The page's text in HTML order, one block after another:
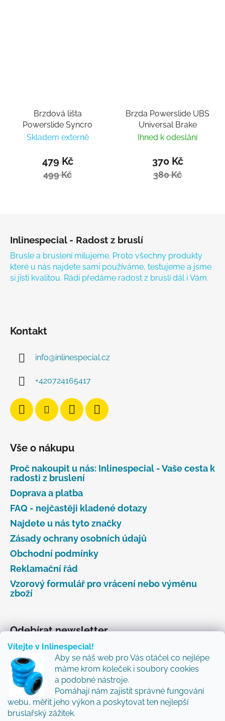
Vítejte v Inlinespecial!
Aby se náš web pro Vás otáčel co nejlépe
máme krom koleček i soubory cookies
a podobné nástroje.
Pomáhají nám zajistit správné fungování
webu, měřit jeho výkon a poskytovat ten nejlepší
bruslařský zážitek.
Brzdová lišta
Powerslide Syncro
Skladem externě
479 Kč
499 Kč
Brzda Powerslide UBS
Universal Brake
Ihned k odeslání
370 Kč
380 Kč
Inlinespecial - Radost z bruslí
Brusle a bruslení milujeme. Proto všechny produkty
které u nás najdete sami používáme, testujeme a jsme
si jisti kvalitou. Rádi předáme radost z bruslí dál i Vám.
Kontakt
info@inlinespecial.cz
+420724165417
Vše o nákupu
Proč nakoupit u nás: Inlinespecial - Vaše cesta k
radosti z bruslení
Doprava a platba
FAQ - nejčastěji kladené dotazy
Najdete u nás tyto značky
Zásady ochrany osobních údajů
Obchodní podmínky
Reklamační řád
Vzorový formulář pro vrácení nebo výměnu
zboží
Odebírat newsletter
Vložte svůj e-mail a my vám budeme zasílat informace
o nových produktech na našem e-shopu.
Přidejte se k nám a my Vám budeme zasílat ty nejlepší
novinky a tipy.
E-mail